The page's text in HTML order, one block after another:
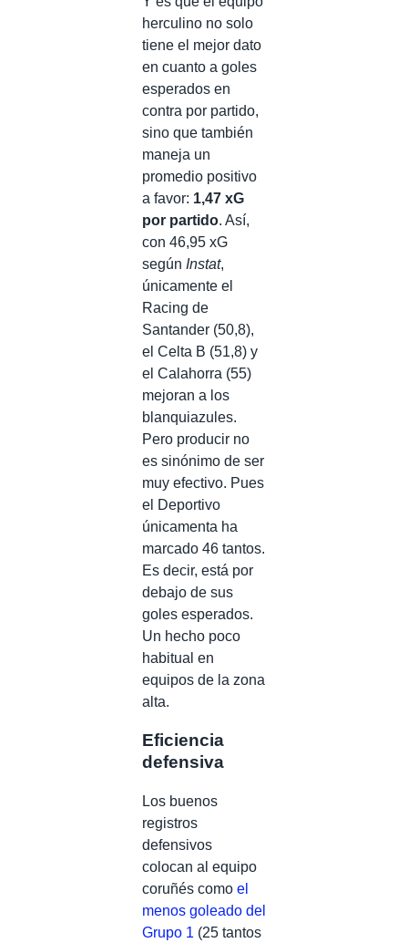
herculino no solo
tiene el mejor dato
en cuanto a goles
esperados en
contra por partido,
sino que también
maneja un
promedio positivo
a favor: 1,47 xG
por partido. Así,
con 46,95 xG
según Instat,
únicamente el
Racing de
Santander (50,8),
el Celta B (51,8) y
el Calahorra (55)
mejoran a los
blanquiazules.
Pero producir no
es sinónimo de ser
muy efectivo. Pues
el Deportivo
únicamenta ha
marcado 46 tantos.
Es decir, está por
debajo de sus
goles esperados.
Un hecho poco
habitual en
equipos de la zona
alta.
Eficiencia
defensiva
Los buenos
registros
defensivos
colocan al equipo
coruñés como el
menos goleado del
Grupo 1 (25 tantos